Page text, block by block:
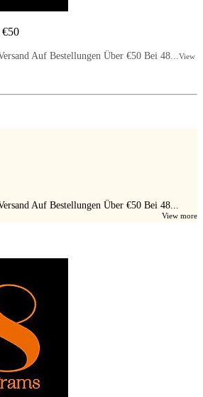
€50
Auf Bestellungen Über €50 Bei 48...View
Auf Bestellungen Über €50 Bei 48...
View more